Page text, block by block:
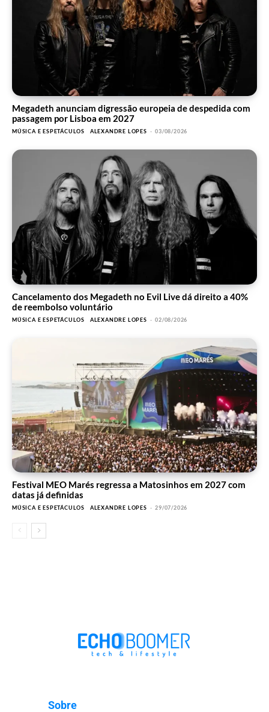
Megadeth anunciam digressão europeia de despedida com
passagem por Lisboa em 2027
MÚSICA E ESPETÁCULOS ALEXANDRE LOPES - 03/08/2026
Cancelamento dos Megadeth no Evil Live dá direito a 40%
de reembolso voluntário
MÚSICA E ESPETÁCULOS ALEXANDRE LOPES - 02/08/2026
Festival MEO Marés regressa a Matosinhos em 2027 com
datas já definidas
MÚSICA E ESPETÁCULOS ALEXANDRE LOPES - 29/07/2026
Sobre